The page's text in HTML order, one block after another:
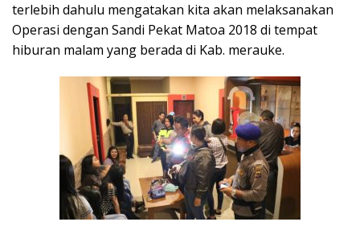
terlebih dahulu mengatakan kita akan melaksanakan
Operasi dengan Sandi Pekat Matoa 2018 di tempat
hiburan malam yang berada di Kab. merauke.